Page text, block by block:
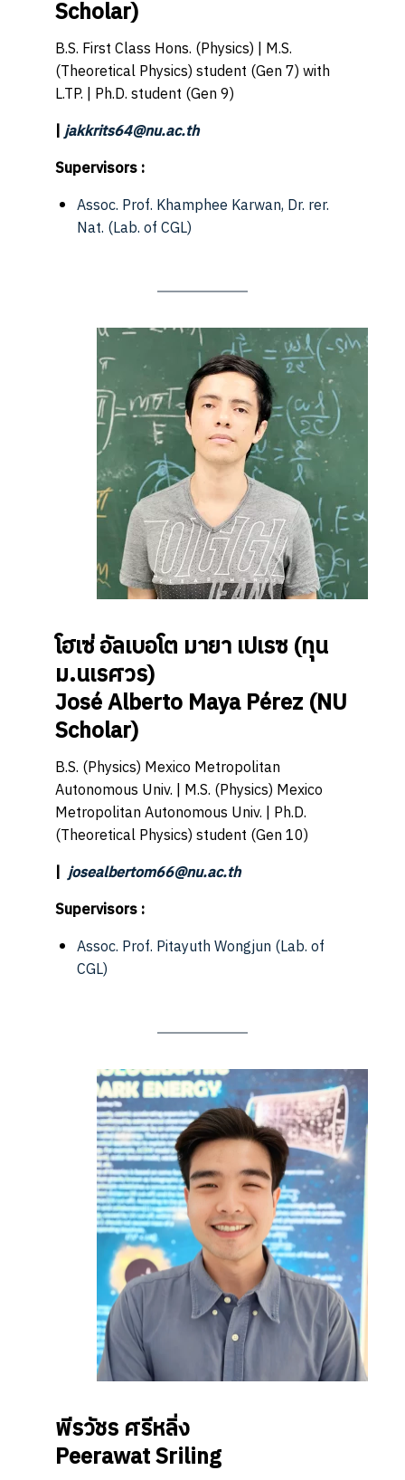
Scholar)
B.S. First Class Hons. (Physics) | M.S.
(Theoretical Physics) student (Gen 7) with
L.TP. | Ph.D. student (Gen 9)
|jakkrits64@nu.ac.th
Supervisors :
Assoc. Prof. Khamphee Karwan, Dr. rer.
Nat. (Lab. of CGL)
โฮเซ่ อัลเบอโต มายา เปเรซ (ทุน
ม.นเรศวร)
José Alberto Maya Pérez (NU
Scholar)
B.S. (Physics) Mexico Metropolitan
Autonomous Univ. | M.S. (Physics) Mexico
Metropolitan Autonomous Univ. | Ph.D.
(Theoretical Physics) student (Gen 10)
| josealbertom66@nu.ac.th
Supervisors :
Assoc. Prof. Pitayuth Wongjun (Lab. of
CGL)
พีรวัชร ศรีหลิ่ง
Peerawat Sriling